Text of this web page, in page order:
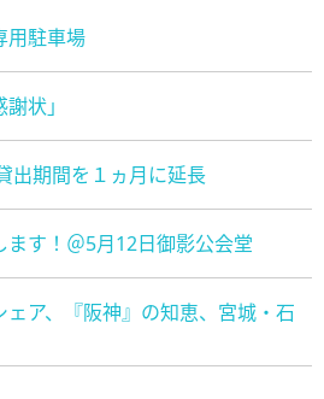
用駐車場
状」
出期間を１ヵ月に延長
す！＠5月12日御影公会堂
ア、『阪神』の知恵、宮城・石